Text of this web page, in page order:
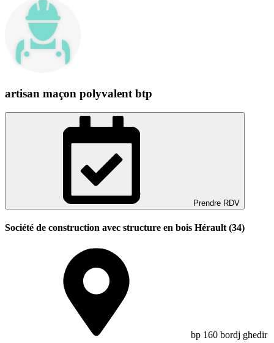
artisan maçon polyvalent btp
Prendre RDV
Société de construction avec structure en bois Hérault (34)
bp 160 bordj ghedir